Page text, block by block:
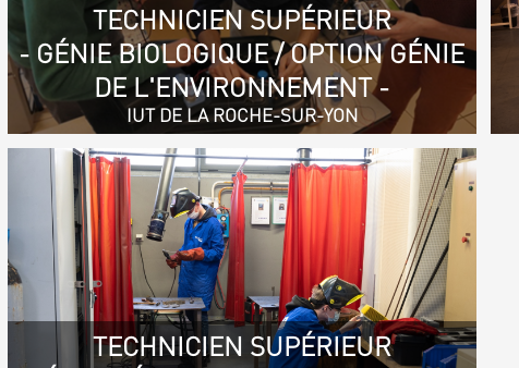
TECHNICIEN SUPÉRIEUR
- GÉNIE BIOLOGIQUE / OPTION GÉNIE
DE L'ENVIRONNEMENT -
IUT DE LA ROCHE-SUR-YON
TECHNICIEN SUPÉRIEUR